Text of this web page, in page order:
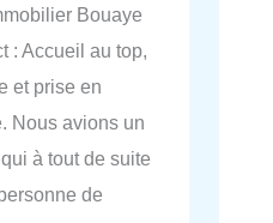
Bouaye
: Accueil au top,
et prise en
Nous avions un
à tout de suite
de